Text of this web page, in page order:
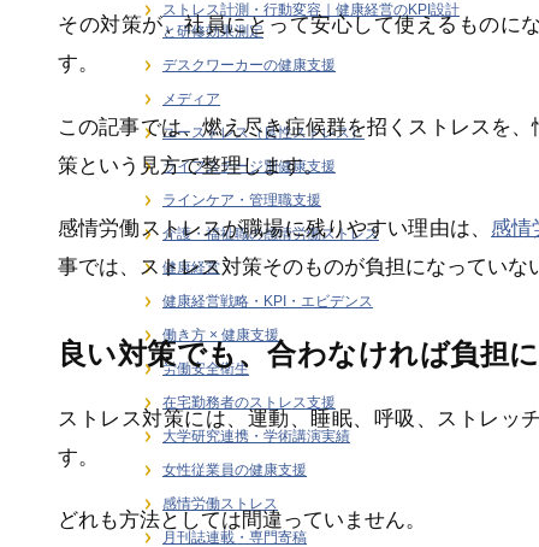
その対策が、社員にとって安心して使えるものに
す。
この記事では、燃え尽き症候群を招くストレスを
策という見方で整理します。
感情労働ストレスが職場に残りやすい理由は、 感情
事では、ストレス対策そのものが負担になっていな
良い対策でも、合わなければ負担
ストレス対策には、運動、睡眠、呼吸、ストレッ
す。
どれも方法としては間違っていません。
ストレス計測・行動変容｜健康経営のKPI設計
と研修効果測定
デスクワーカーの健康支援
メディア
ユーストレス（良性ストレス）
ライフステージ別健康支援
ラインケア・管理職支援
介護・福祉職の感情労働ストレス
健康経営
健康経営戦略・KPI・エビデンス
働き方 × 健康支援
労働安全衛生
在宅勤務者のストレス支援
大学研究連携・学術講演実績
女性従業員の健康支援
感情労働ストレス
月刊誌連載・専門寄稿